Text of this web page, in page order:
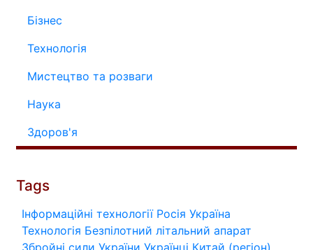
Бізнес
Технологія
Мистецтво та розваги
Наука
Здоров'я
Tags
Інформаційні технології Росія Україна
Технологія Безпілотний літальний апарат
Збройні сили України Українці Китай (регіон)